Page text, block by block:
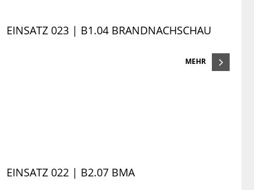
EINSATZ 023 | B1.04 BRANDNACHSCHAU
MEHR
EINSATZ 022 | B2.07 BMA